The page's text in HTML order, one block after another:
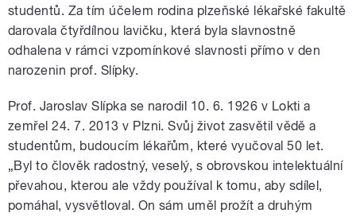
studentů. Za tím účelem rodina plzeňské lékařské fakultě
darovala čtyřdílnou lavičku, která byla slavnostně
odhalena v rámci vzpomínkové slavnosti přímo v den
narozenin prof. Slípky.
Prof. Jaroslav Slípka se narodil 10. 6. 1926 v Lokti a
zemřel 24. 7. 2013 v Plzni. Svůj život zasvětil vědě a
studentům, budoucím lékařům, které vyučoval 50 let.
„Byl to člověk radostný, veselý, s obrovskou intelektuální
převahou, kterou ale vždy používal k tomu, aby sdílel,
pomáhal, vysvětloval. On sám uměl prožít a druhým